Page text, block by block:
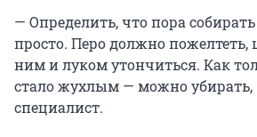
— Определить, что пора
просто. Перо должно
ним и луком утончиться. Как
стало жухлым — можно убирать,
специалист.